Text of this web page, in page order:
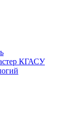
КГАСУ